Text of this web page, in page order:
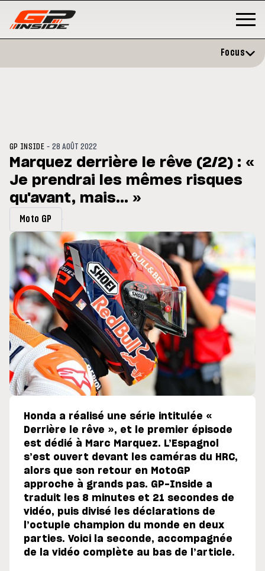
: Horaires et
du GP de Grande-
MOTO GP
Zarco évite l'opération et vise
retour en septembre
Focus
GP INSIDE -28 AOÛT 2022
Marquez derrière le rêve (2/2) : «
Je prendrai les mêmes risques
qu'avant, mais... »
Moto GP
Honda a réalisé une série intitulée «
Derrière le rêve », et le premier épisode
est dédié à Marc Marquez. L’Espagnol
s’est ouvert devant les caméras du HRC,
alors que son retour en MotoGP
approche à grands pas. GP-Inside a
traduit les 8 minutes et 21 secondes de
vidéo, puis divisé les déclarations de
l’octuple champion du monde en deux
parties. Voici la seconde, accompagnée
de la vidéo complète au bas de l’article.